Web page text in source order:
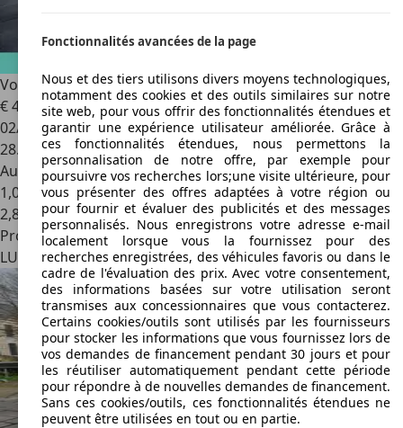
Volvo XC60 -50% T6 350ch Core Bright
€ 40.9901
02/2024
28.268 km
Autres
1,0 l/100 km (mixte)
2,8
Professionnel
LU 3844Foetz
Fonctionnalités avancées de la page
Nous et des tiers utilisons divers moyens technologiques,
notamment des cookies et des outils similaires sur notre
site web, pour vous offrir des fonctionnalités étendues et
garantir une expérience utilisateur améliorée. Grâce à
ces fonctionnalités étendues, nous permettons la
personnalisation de notre offre, par exemple pour
poursuivre vos recherches lors;une visite ultérieure, pour
vous présenter des offres adaptées à votre région ou
pour fournir et évaluer des publicités et des messages
personnalisés. Nous enregistrons votre adresse e-mail
localement lorsque vous la fournissez pour des
recherches enregistrées, des véhicules favoris ou dans le
cadre de l'évaluation des prix. Avec votre consentement,
des informations basées sur votre utilisation seront
transmises aux concessionnaires que vous contacterez.
Certains cookies/outils sont utilisés par les fournisseurs
pour stocker les informations que vous fournissez lors de
vos demandes de financement pendant 30 jours et pour
les réutiliser automatiquement pendant cette période
pour répondre à de nouvelles demandes de financement.
Sans ces cookies/outils, ces fonctionnalités étendues ne
peuvent être utilisées en tout ou en partie.